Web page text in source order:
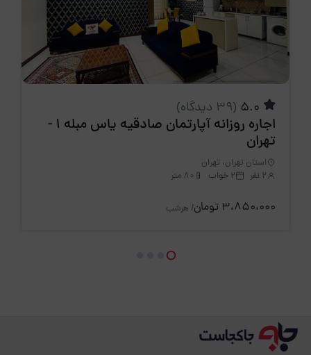
(39 دیدگاه)
اجاره روزانه آپارتمان صادقیه یاس مبله 1 -
تهران
استان تهران، تهران
2 نفر
2 خواب 80 متر
3،850،000 تومان / هرشب